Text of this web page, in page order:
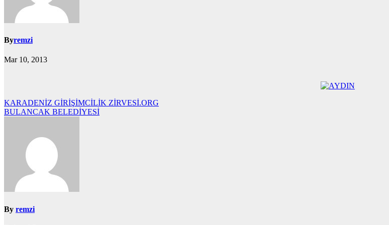
Byremzi
Mar 10, 2013
Yazı
gezinmesi
KARADENİZ GİRİŞİMCİLİK ZİRVESİ.ORG
BULANCAK BELEDİYESİ
By remzi